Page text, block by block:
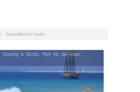
/ Kaverdische Inseln
Günstig & Schön, Reif für die Insel,